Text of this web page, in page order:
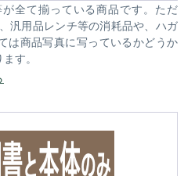
全て揃っている商品です。ただ
汎用品レンチ等の消耗品や、ハガ
は商品写真に写っているかどうか
す。